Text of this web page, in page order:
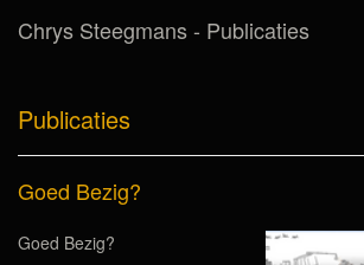
Chrys Steegmans - Publicaties
Publicaties
Goed Bezig?
Goed Bezig?